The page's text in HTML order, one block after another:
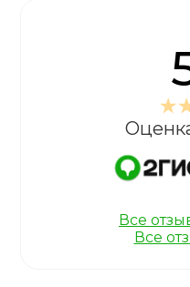
Все
Все